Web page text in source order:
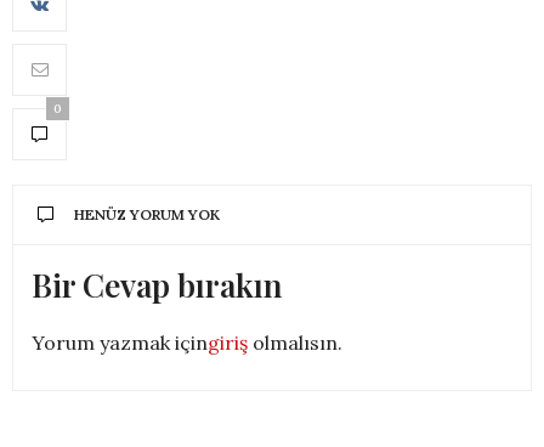
0
HENÜZ YORUM YOK
Bir Cevap bırakın
Yorum yazmak içingiriş olmalısın.